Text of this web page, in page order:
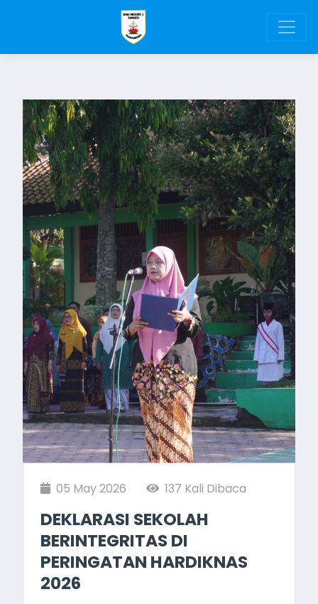
05 May 2026 137 Kali Dibaca
DEKLARASI SEKOLAH
BERINTEGRITAS DI
PERINGATAN HARDIKNAS
2026